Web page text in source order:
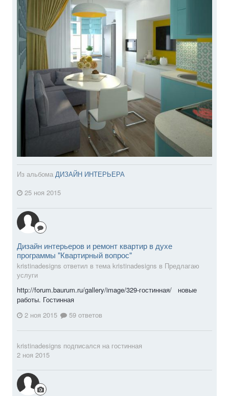
Из альбома ДИЗАЙН ИНТЕРЬЕРА
25 ноя 2015
Дизайн интерьеров и ремонт квартир в духе
программы "Квартирный вопрос"
kristinadesigns ответил в тема kristinadesigns в Предлагаю
услуги
http://forum.baurum.ru/gallery/image/329-гостинная/ новые
работы. Гостинная
2 ноя 2015
59 ответов
kristinadesigns подписался на гостинная
2 ноя 2015